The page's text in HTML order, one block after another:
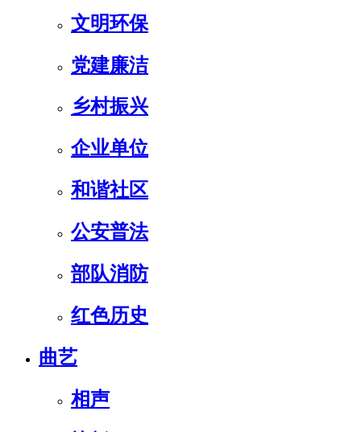
文明环保
党建廉洁
乡村振兴
企业单位
和谐社区
公安普法
部队消防
红色历史
曲艺
相声